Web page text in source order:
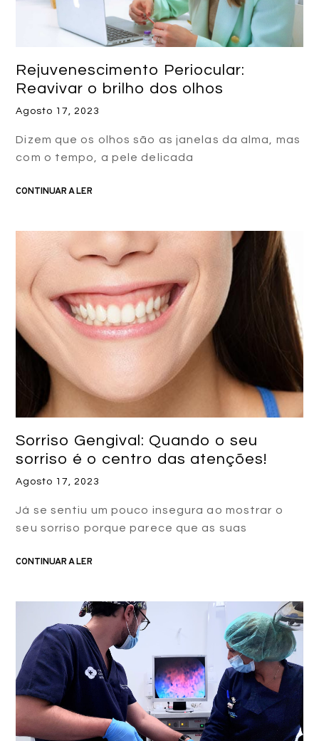
Rejuvenescimento Periocular:
Reavivar o brilho dos olhos
Agosto 17, 2023
Dizem que os olhos são as janelas da alma, mas
com o tempo, a pele delicada
CONTINUAR A LER
Sorriso Gengival: Quando o seu
sorriso é o centro das atenções!
Agosto 17, 2023
Já se sentiu um pouco insegura ao mostrar o
seu sorriso porque parece que as suas
CONTINUAR A LER